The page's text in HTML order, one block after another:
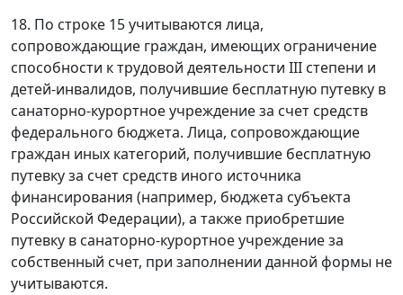
18. По строке 15 учитываются лица,
сопровождающие граждан, имеющих ограничение
способности к трудовой деятельности III степени и
детей-инвалидов, получившие бесплатную путевку в
санаторно-курортное учреждение за счет средств
федерального бюджета. Лица, сопровождающие
граждан иных категорий, получившие бесплатную
путевку за счет средств иного источника
финансирования (например, бюджета субъекта
Российской Федерации), а также приобретшие
путевку в санаторно-курортное учреждение за
собственный счет, при заполнении данной формы не
учитываются.